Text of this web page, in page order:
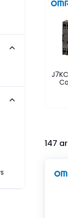
147